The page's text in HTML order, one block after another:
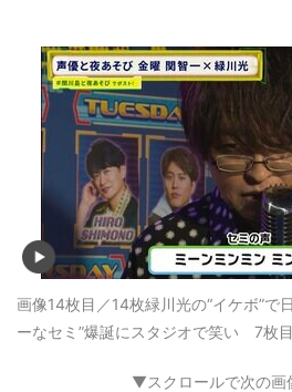
画像14枚目／14枚緑川光の“イケボ”で
ーなセミ”爆誕にスタジオで笑い 7枚目
▼スクロールで次の